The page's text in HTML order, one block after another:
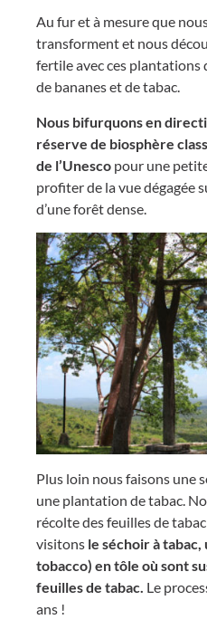
Au fur et à mesure que
transforment et nous
fertile avec ces plantations
de bananes et de tabac.
Nous bifurquons en
réserve de biosphère
de l’Unesco pour une
profiter de la vue dégagée
d’une forêt dense.
Plus loin nous faisons une
une plantation de tabac.
récolte des feuilles de
visitons le séchoir à tabac,
tobacco) en tôle où sont
feuilles de tabac. Le
ans !